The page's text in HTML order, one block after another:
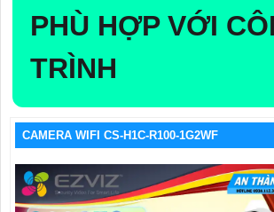
PHÙ HỢP VỚI
TRÌNH
CAMERA WIFI CS-H1C-R100-1G2WF